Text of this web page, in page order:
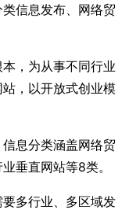
信息发布、网络贸
，为从事不同行业
，以开放式创业模
息分类涵盖网络贸
垂直网站等8类。
多行业、多区域发